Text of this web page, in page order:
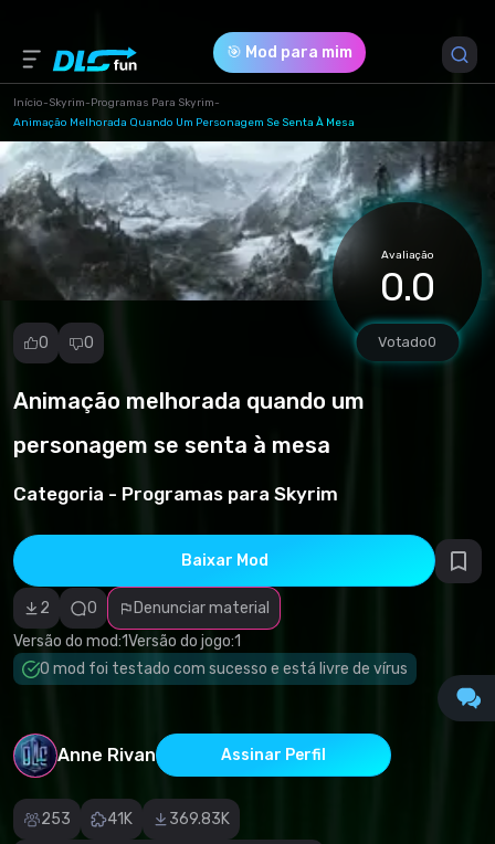
🎯 Mod para mim
Início-Skyrim-Programas Para Skyrim-
Animação Melhorada Quando Um Personagem Se Senta À Mesa
Avaliação
0.0
Votado0
0 0
Animação melhorada quando um
personagem se senta à mesa
Categoria - Programas para Skyrim
Baixar Mod
2 0
Denunciar material
Versão do mod:1Versão do jogo:1
O mod foi testado com sucesso e está livre de vírus
Anne Rivan Assinar Perfil
253 41K 369.83K
Denunciar
Violação de
direitos
Categoria
malicioso/vírus
Conteúdo não
funcional
Descrição
imprecisa
Versão do Jogo *
1 (c96687822ccb7cf1681960b5d906f8ae.zip)
Download (1.86 Mb)